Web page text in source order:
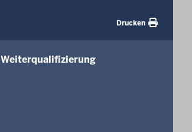
Drucken
Weiterqualifizierung